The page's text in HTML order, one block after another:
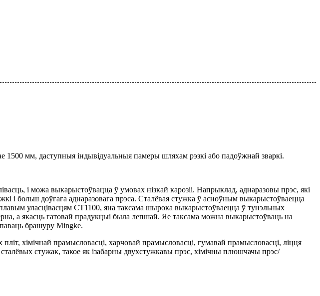
мм, даступныя індывідуальныя памеры шляхам рэзкі або падоўжнай зваркі.
і можа выкарыстоўвацца ў умовах нізкай карозіі. Напрыклад, аднаразовы прэс, які
і больш доўгага аднаразовага прэса. Сталёвая стужка ў асноўным выкарыстоўваецца
уласцівасцям CT1100, яна таксама шырока выкарыстоўваецца ў тунэльных
а якасць гатовай прадукцыі была лепшай. Яе таксама можна выкарыстоўваць на
брашуру Mingke.
хімічнай прамысловасці, харчовай прамысловасці, гумавай прамысловасці, ліцця
стужак, такое як ізабарны двухстужкавы прэс, хімічны плюшчачы прэс/